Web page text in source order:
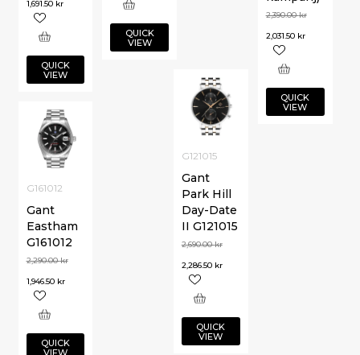
1,691.50 kr
QUICK
VIEW
2,390.00kr
2,031.50 kr
QUICK
VIEW
QUICK
VIEW
G121015
Gant
Park Hill
Day-Date
II G121015
2,690.00kr
2,286.50 kr
QUICK
VIEW
G161012
Gant
Eastham
G161012
2,290.00kr
1,946.50 kr
QUICK
VIEW